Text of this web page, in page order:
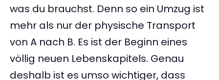
was du brauchst. Denn so ein Umzug ist
mehr als nur der physische Transport
von A nach B. Es ist der Beginn eines
völlig neuen Lebenskapitels. Genau
deshalb ist es umso wichtiger, dass